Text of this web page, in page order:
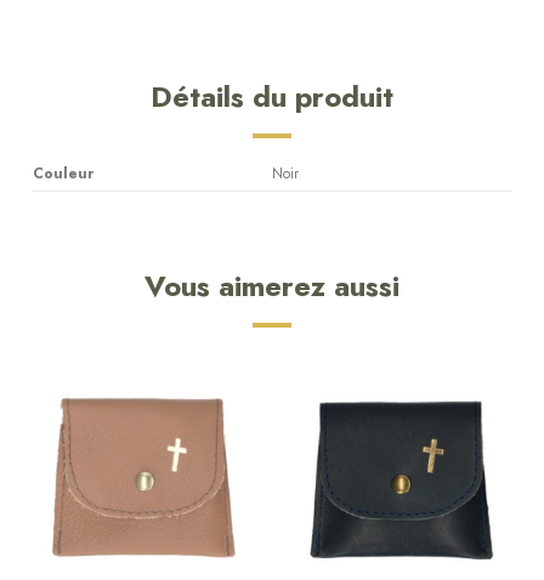
Détails du produit
Couleur Noir
Vous aimerez aussi